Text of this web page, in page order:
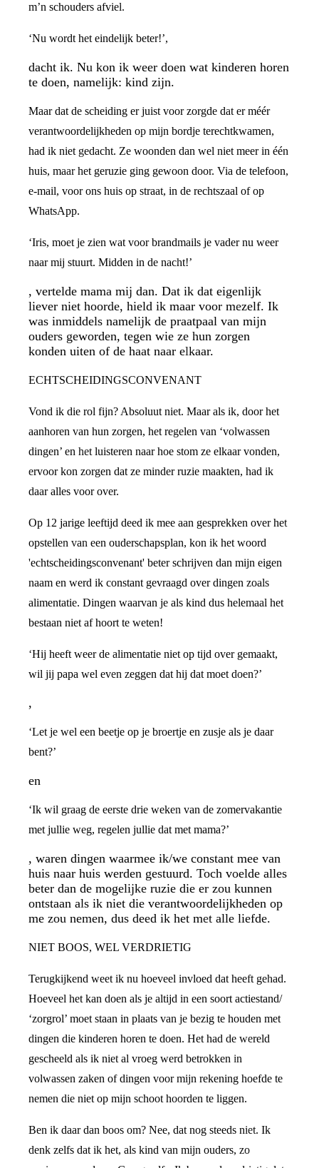
m’n schouders afviel.
‘Nu wordt het eindelijk beter!’,
dacht ik. Nu kon ik weer doen wat kinderen horen
te doen, namelijk: kind zijn.
Maar dat de scheiding er juist voor zorgde dat er méér
verantwoordelijkheden op mijn bordje terechtkwamen,
had ik niet gedacht. Ze woonden dan wel niet meer in één
huis, maar het geruzie ging gewoon door. Via de telefoon,
e-mail, voor ons huis op straat, in de rechtszaal of op
WhatsApp.
‘Iris, moet je zien wat voor brandmails je vader nu weer
naar mij stuurt. Midden in de nacht!’
, vertelde mama mij dan. Dat ik dat eigenlijk
liever niet hoorde, hield ik maar voor mezelf. Ik
was inmiddels namelijk de praatpaal van mijn
ouders geworden, tegen wie ze hun zorgen
konden uiten of de haat naar elkaar.
ECHTSCHEIDINGSCONVENANT
Vond ik die rol fijn? Absoluut niet. Maar als ik, door het
aanhoren van hun zorgen, het regelen van ‘volwassen
dingen’ en het luisteren naar hoe stom ze elkaar vonden,
ervoor kon zorgen dat ze minder ruzie maakten, had ik
daar alles voor over.
Op 12 jarige leeftijd deed ik mee aan gesprekken over het
opstellen van een ouderschapsplan, kon ik het woord
'echtscheidingsconvenant' beter schrijven dan mijn eigen
naam en werd ik constant gevraagd over dingen zoals
alimentatie. Dingen waarvan je als kind dus helemaal het
bestaan niet af hoort te weten!
‘Hij heeft weer de alimentatie niet op tijd over gemaakt,
wil jij papa wel even zeggen dat hij dat moet doen?’
,
‘Let je wel een beetje op je broertje en zusje als je daar
bent?’
en
‘Ik wil graag de eerste drie weken van de zomervakantie
met jullie weg, regelen jullie dat met mama?’
, waren dingen waarmee ik/we constant mee van
huis naar huis werden gestuurd. Toch voelde alles
beter dan de mogelijke ruzie die er zou kunnen
ontstaan als ik niet die verantwoordelijkheden op
me zou nemen, dus deed ik het met alle liefde.
NIET BOOS, WEL VERDRIETIG
Terugkijkend weet ik nu hoeveel invloed dat heeft gehad.
Hoeveel het kan doen als je altijd in een soort actiestand/
‘zorgrol’ moet staan in plaats van je bezig te houden met
dingen die kinderen horen te doen. Het had de wereld
gescheeld als ik niet al vroeg werd betrokken in
volwassen zaken of dingen voor mijn rekening hoefde te
nemen die niet op mijn schoot hoorden te liggen.
Ben ik daar dan boos om? Nee, dat nog steeds niet. Ik
denk zelfs dat ik het, als kind van mijn ouders, zo